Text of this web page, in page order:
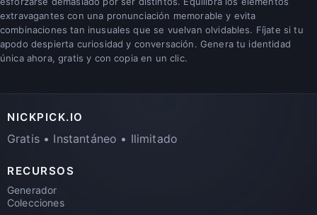
extravagantes con una pronunciación memorable y evita
combinaciones tan inusuales que se vuelvan olvidables. Fíjate si tu
apodo despierta curiosidad y conversación. Genera tu identidad
única ahora, gratis y con copia en un clic.
NICKPICK.IO
Gratis • Instantáneo • Ilimitado
RECURSOS
Generador
Colecciones